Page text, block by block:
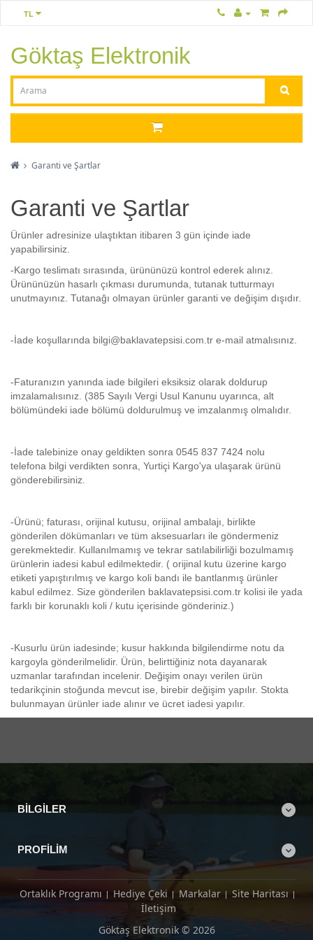
TL
Göktaş Elektronik
Garanti ve Şartlar
Garanti ve Şartlar
Ürünler adresinize ulaştıktan itibaren 3 gün içinde iade
yapabilirsiniz.
-Kargo teslimatı sırasında, ürününüzü kontrol ederek alınız.
Ürününüzün hasarlı çıkması durumunda, tutanak tutturmayı
unutmayınız. Tutanağı olmayan ürünler garanti ve değişim dışıdır.
-İade koşullarında bilgi@baklavatepsisi.com.tr e-mail atmalısınız.
-Faturanızın yanında iade bilgileri eksiksiz olarak doldurup
imzalamalısınız. (385 Sayılı Vergi Usul Kanunu uyarınca, alt
bölümündeki iade bölümü doldurulmuş ve imzalanmış olmalıdır.
-İade talebinize onay geldikten sonra 0545 837 7424 nolu
telefona bilgi verdikten sonra, Yurtiçi Kargo'ya ulaşarak ürünü
gönderebilirsiniz.
-Ürünü; faturası, orijinal kutusu, orijinal ambalajı, birlikte
gönderilen dökümanları ve tüm aksesuarları ile göndermeniz
gerekmektedir. Kullanılmamış ve tekrar satılabilirliği bozulmamış
ürünlerin iadesi kabul edilmektedir. ( orijinal kutu üzerine kargo
etiketi yapıştırılmış ve kargo koli bandı ile bantlanmış ürünler
kabul edilmez. Size gönderilen baklavatepsisi.com.tr kolisi ile yada
farklı bir korunaklı koli / kutu içerisinde gönderiniz.)
-Kusurlu ürün iadesinde; kusur hakkında bilgilendirme notu da
kargoyla gönderilmelidir. Ürün, belirttiğiniz nota dayanarak
uzmanlar tarafından incelenir. Değişim onayı verilen ürün
tedarikçinin stoğunda mevcut ise, birebir değişim yapılır. Stokta
bulunmayan ürünler iade alınır ve ücret iadesi yapılır.
BILGILER
PROFILIM
Ortaklık Programı Hediye Çeki Markalar
Site Haritası
İletişim
Göktaş Elektronik © 2026